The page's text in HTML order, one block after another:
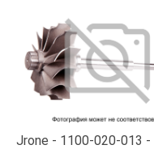
Jrone 1100-020-013